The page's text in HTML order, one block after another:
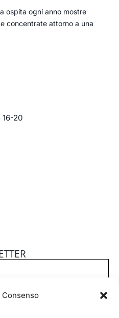
ospita ogni anno mostre
concentrate attorno a una
16-20